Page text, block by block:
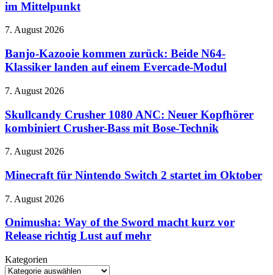
Borden
ab
im
Mittelpunkt
im Mittelpunkt
Banjo-
kommen
zurück:
Beide
Klassiker
auf
einem
Modul
7. August 2026
Banjo-Kazooie kommen zurück: Beide N64-
Klassiker landen auf einem Evercade-Modul
Skullcandy
1080
ANC:
Neuer
kombiniert
Bass
Bose-
7. August 2026
Skullcandy Crusher 1080 ANC: Neuer Kopfhörer
kombiniert Crusher-Bass mit Bose-Technik
Minecraft
Nintendo
Switch
2
startet
im
Oktober
7. August 2026
Minecraft für Nintendo Switch 2 startet im Oktober
Onimusha:
of
the
Sword
kurz
7. August 2026
Onimusha: Way of the Sword macht kurz vor
Release richtig Lust auf mehr
Kategorien
Kategorien